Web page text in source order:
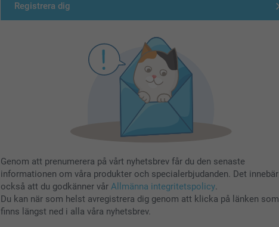
Registrera dig
Genom att prenumerera på vårt nyhetsbrev får du den senaste
informationen om våra produkter och specialerbjudanden. Det innebär
också att du godkänner vår Allmänna integritetspolicy.
Du kan när som helst avregistrera dig genom att klicka på länken som
finns längst ned i alla våra nyhetsbrev.